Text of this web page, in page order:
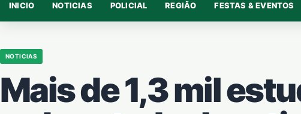
INICIO NOTICIAS POLICIAL REGIÃO FESTAS & EVENTOS
NOTICIAS
Mais de 1,3 mil